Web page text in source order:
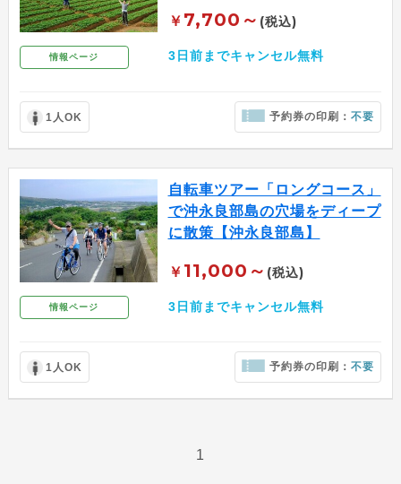
情報ページ
￥ 7,700～ (税込)
3日前までキャンセル無料
1人OK 予約券の印刷：不要
情報ページ
自転車ツアー「ロングコース」
で沖永良部島の穴場をディープ
に散策【沖永良部島】
￥ 11,000～ (税込)
3日前までキャンセル無料
1人OK 予約券の印刷：不要
1